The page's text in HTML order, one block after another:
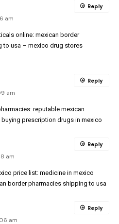
am
online: mexican border
to usa – mexico drug stores
Reply
am
reputable mexican
buying prescription drugs in mexico
Reply
am
price list: medicine in mexico
border pharmacies shipping to usa
Reply
am
Reply